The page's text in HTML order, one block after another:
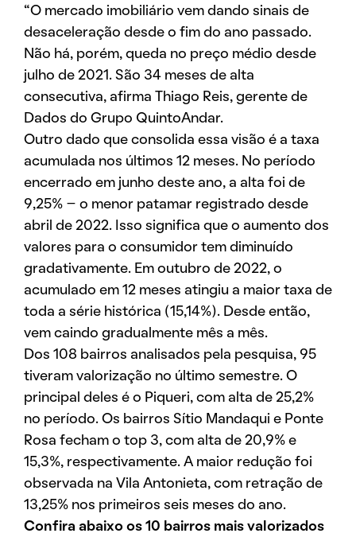
“O mercado imobiliário vem dando sinais de
desaceleração desde o fim do ano passado.
Não há, porém, queda no preço médio desde
julho de 2021. São 34 meses de alta
consecutiva, afirma Thiago Reis, gerente de
Dados do Grupo QuintoAndar.
Outro dado que consolida essa visão é a taxa
acumulada nos últimos 12 meses. No período
encerrado em junho deste ano, a alta foi de
9,25% – o menor patamar registrado desde
abril de 2022. Isso significa que o aumento dos
valores para o consumidor tem diminuído
gradativamente. Em outubro de 2022, o
acumulado em 12 meses atingiu a maior taxa de
toda a série histórica (15,14%). Desde então,
vem caindo gradualmente mês a mês.
Dos 108 bairros analisados pela pesquisa, 95
tiveram valorização no último semestre. O
principal deles é o Piqueri, com alta de 25,2%
no período. Os bairros Sítio Mandaqui e Ponte
Rosa fecham o top 3, com alta de 20,9% e
15,3%, respectivamente. A maior redução foi
observada na Vila Antonieta, com retração de
13,25% nos primeiros seis meses do ano.
Confira abaixo os 10 bairros mais valorizados